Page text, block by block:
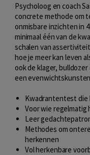
Psycholoog en coach
concrete methode om
onmisbare inzichten in
minimaal één van de
schalen van
hoe je meer kan leven
ook de klager,
een
Kwadrantentest die
Voor wie
Leer
Methodes om
herkennen
Vol herkenbare